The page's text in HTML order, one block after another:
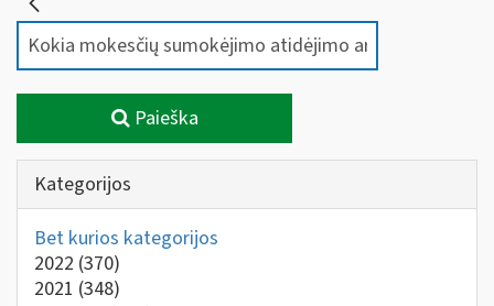
Paieška
Kategorijos
Bet kurios kategorijos
2022 (370)
2021 (348)